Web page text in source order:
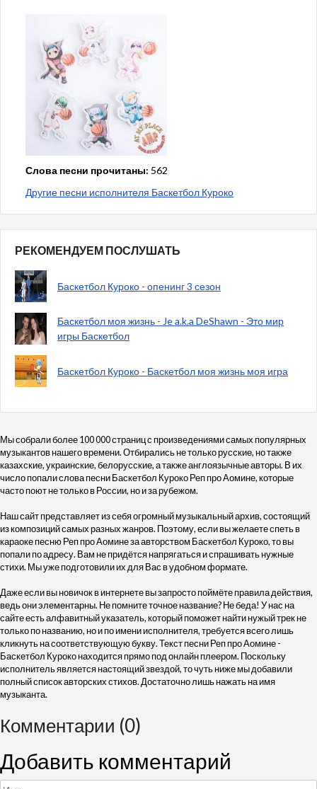
Слова песни прочитаны: 562
Другие песни исполнителя Баскетбол Куроко
РЕКОМЕНДУЕМ ПОСЛУШАТЬ
Баскетбол Куроко - опенинг 3 сезон
Баскетбол моя жизнь - Je a.k.a DeShawn - Это мир
игры Баскетбол
Баскетбол Куроко - Баскетбол моя жизнь моя игра
Мы собрали более 100 000 страниц с произведениями самых популярных
музыкантов нашего времени. Отбирались не только русские, но также
казахские, украинские, белорусские, а также англоязычные авторы. В их
число попали слова песни Баскетбол Куроко Реп про Аомине, которые
часто поют не только в России, но и за рубежом.
Наш сайт представляет из себя огромный музыкальный архив, состоящий
из композиций самых разных жанров. Поэтому, если вы желаете спеть в
караоке песню Реп про Аомине за авторством Баскетбол Куроко, то вы
попали по адресу. Вам не придётся напрягаться и спрашивать нужные
стихи. Мы уже подготовили их для Вас в удобном формате.
Даже если вы новичок в интернете вы запросто поймёте правила действия,
ведь они элементарны. Не помните точное название? Не беда! У нас на
сайте есть алфавитный указатель, который поможет найти нужый трек не
только по названию, но и по имени исполнителя, требуется всего лишь
кликнуть на соответствующую букву. Текст песни Реп про Аомине -
Баскетбол Куроко находится прямо под онлайн плеером. Поскольку
исполнитель является настоящий звездой, то чуть ниже мы добавили
полный список авторских стихов. Достаточно лишь нажать на имя
музыканта.
Комментарии (0)
Добавить комментарий